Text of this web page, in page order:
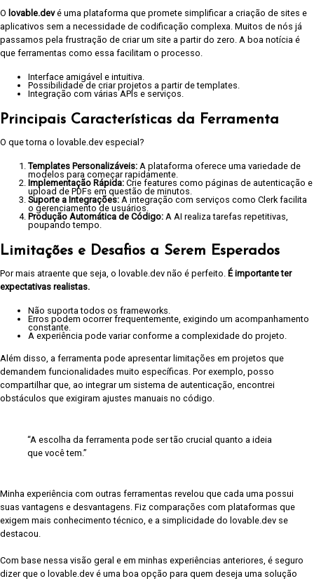
O lovable.devé uma plataforma que promete simplificar a criação de sites e
aplicativos sem a necessidade de codificação complexa. Muitos de nós já
passamos pela frustração de criar um site a partir do zero. A boa notícia é
que ferramentas como essa facilitam o processo.
Interface amigável e intuitiva.
Possibilidade de criar projetos a partir de templates.
Integração com várias APIs e serviços.
Principais Características da Ferramenta
O que torna o lovable.dev especial?
Templates Personalizáveis: A plataforma oferece uma variedade de
modelos para começar rapidamente.
Implementação Rápida: Crie features como páginas de autenticação e
upload de PDFs em questão de minutos.
Suporte a Integrações: A integração com serviços como Clerk facilita
o gerenciamento de usuários.
Produção Automática de Código: A AI realiza tarefas repetitivas,
poupando tempo.
Limitações e Desafios a Serem Esperados
Por mais atraente que seja, o lovable.dev não é perfeito. É importante ter
expectativas realistas.
Não suporta todos os frameworks.
Erros podem ocorrer frequentemente, exigindo um acompanhamento
constante.
A experiência pode variar conforme a complexidade do projeto.
Além disso, a ferramenta pode apresentar limitações em projetos que
demandem funcionalidades muito específicas. Por exemplo, posso
compartilhar que, ao integrar um sistema de autenticação, encontrei
obstáculos que exigiram ajustes manuais no código.
“A escolha da ferramenta pode ser tão crucial quanto a ideia
que você tem.”
Minha experiência com outras ferramentas revelou que cada uma possui
suas vantagens e desvantagens. Fiz comparações com plataformas que
exigem mais conhecimento técnico, e a simplicidade do lovable.dev se
destacou.
Com base nessa visão geral e em minhas experiências anteriores, é seguro
dizer que o lovable.dev é uma boa opção para quem deseja uma solução